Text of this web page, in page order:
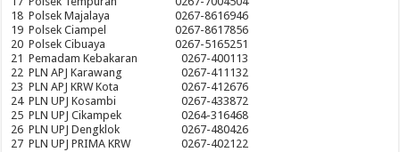
18 Polsek Majalaya
0267-8616946
19 Polsek Ciampel
0267-8617856
20 Polsek Cibuaya
0267-5165251
21 Pemadam Kebakaran
0267-400113
22 PLN APJ Karawang
0267-411132
23 PLN APJ KRW Kota
0267-412676
24 PLN UPJ Kosambi
0267-433872
25 PLN UPJ Cikampek
0264-316468
26 PLN UPJ Dengklok
0267-480426
27 PLN UPJ PRIMA KRW 0267-402122